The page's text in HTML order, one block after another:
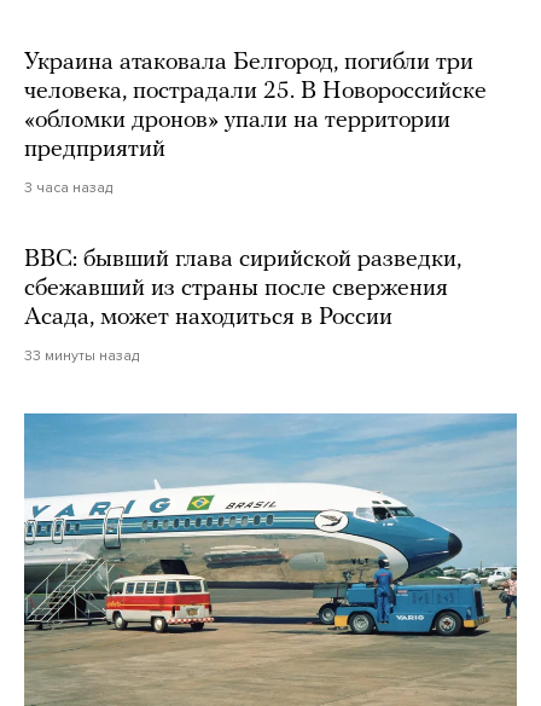
Украина атаковала Белгород, погибли три
человека, пострадали 25. В Новороссийске
«обломки дронов» упали на территории
предприятий
3 часа назад
BBC: бывший глава сирийской разведки,
сбежавший из страны после свержения
Асада, может находиться в России
33 минуты назад